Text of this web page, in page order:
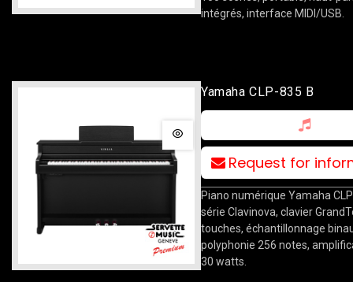
intégrés, interface MIDI/USB.
Yamaha CLP-835 B
Request for
Piano numérique Yamaha
série Clavinova, clavier
touches, échantillonnage
polyphonie 256 notes,
30 watts.